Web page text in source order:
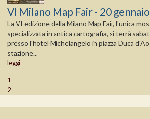
VI Milano Map Fair - 20
La VI edizione della Milano Map Fair, l'unica
specializzata in antica cartografia, si terrà
presso l'hotel Michelangelo in piazza Duca
stazione...
leggi
1
2